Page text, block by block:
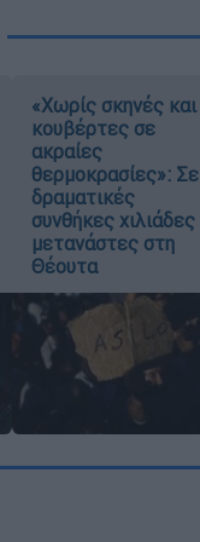
«Χωρίς σκηνές και
κουβέρτες σε
ακραίες
θερμοκρασίες»: Σε
δραματικές
συνθήκες χιλιάδες
μετανάστες στη
Θέουτα